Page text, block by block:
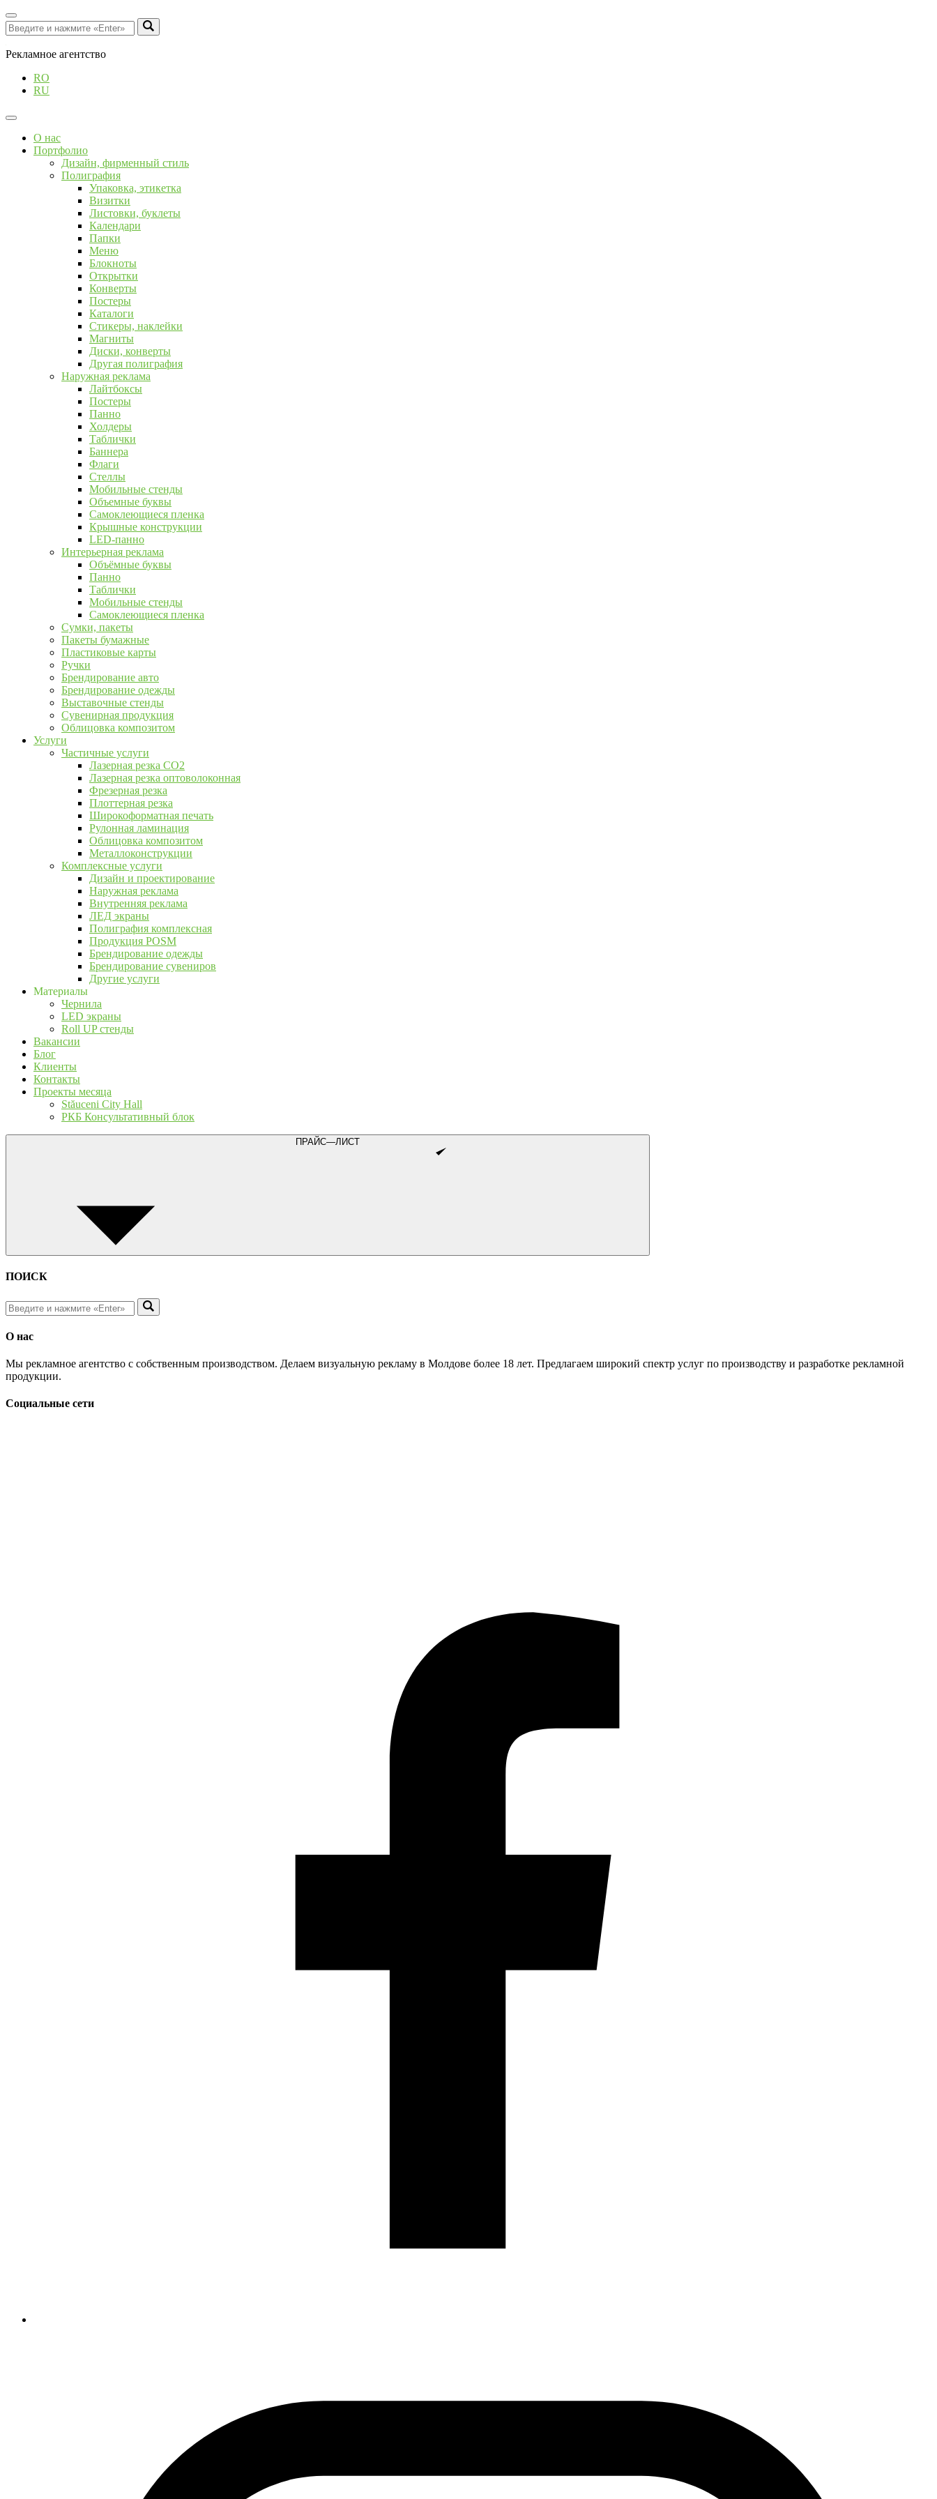
Рекламное агентство
RO
RU
О нас
Портфолио
Дизайн, фирменный стиль
Полиграфия
Упаковка, этикетка
Визитки
Листовки, буклеты
Календари
Папки
Меню
Блокноты
Открытки
Конверты
Постеры
Каталоги
Стикеры, наклейки
Магниты
Диски, конверты
Другая полиграфия
Наружная реклама
Лайтбоксы
Постеры
Панно
Холдеры
Таблички
Баннера
Флаги
Стеллы
Мобильные стенды
Объемные буквы
Самоклеющиеся пленка
Крышные конструкции
LED-панно
Интерьерная реклама
Объёмные буквы
Панно
Таблички
Мобильные стенды
Самоклеющиеся пленка
Сумки, пакеты
Пакеты бумажные
Пластиковые карты
Ручки
Брендирование авто
Брендирование одежды
Выставочные стенды
Сувенирная продукция
Облицовка композитом
Услуги
Частичные услуги
Лазерная резка CO2
Лазерная резка оптоволоконная
Фрезерная резка
Плоттерная резка
Широкоформатная печать
Рулонная ламинация
Облицовка композитом
Металлоконструкции
Комплексные услуги
Дизайн и проектирование
Наружная реклама
Внутренняя реклама
ЛЕД экраны
Полиграфия комплексная
Продукция POSM
Брендирование одежды
Брендирование сувениров
Другие услуги
Материалы
Чернила
LED экраны
Roll UP стенды
Вакансии
Блог
Клиенты
Контакты
Проекты месяца
Stăuceni City Hall
РКБ Консультативный блок
ПРАЙС—ЛИСТ
ПОИСК
О нас
Мы рекламное агентство с собственным производством. Делаем визуальную рекламу в Молдове более 18 лет. Предлагаем широкий спектр услуг по производству и разработке рекламной
продукции.
Социальные сети